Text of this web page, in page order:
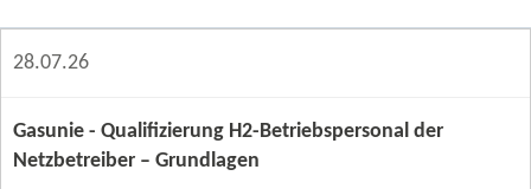
28.07.26
Gasunie - Qualifizierung H2-​Betriebspersonal der
Netzbetreiber – Grundlagen